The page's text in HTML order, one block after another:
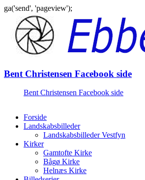
ga('send', 'pageview');
indhold
Bent Christensen Facebook side
Bent Christensen Facebook side
Forside
Landskabsbilleder
Landskabsbilleder Vestfyn
Kirker
Gamtofte Kirke
Bågø Kirke
Helnæs Kirke